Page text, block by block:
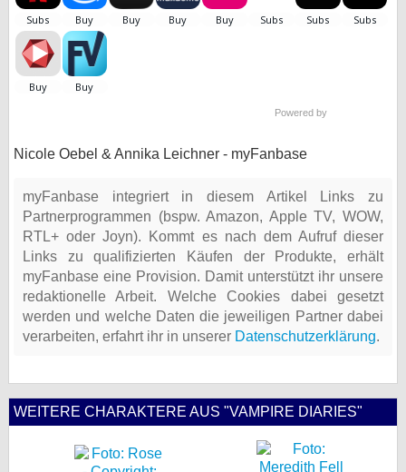
Powered by
Nicole Oebel & Annika Leichner - myFanbase
myFanbase integriert in diesem Artikel Links zu
Partnerprogrammen (bspw. Amazon, Apple TV, WOW,
RTL+ oder Joyn). Kommt es nach dem Aufruf dieser
Links zu qualifizierten Käufen der Produkte, erhält
myFanbase eine Provision. Damit unterstützt ihr unsere
redaktionelle Arbeit. Welche Cookies dabei gesetzt
werden und welche Daten die jeweiligen Partner dabei
verarbeiten, erfahrt ihr in unserer Datenschutzerklärung.
WEITERE CHARAKTERE AUS "VAMPIRE DIARIES"